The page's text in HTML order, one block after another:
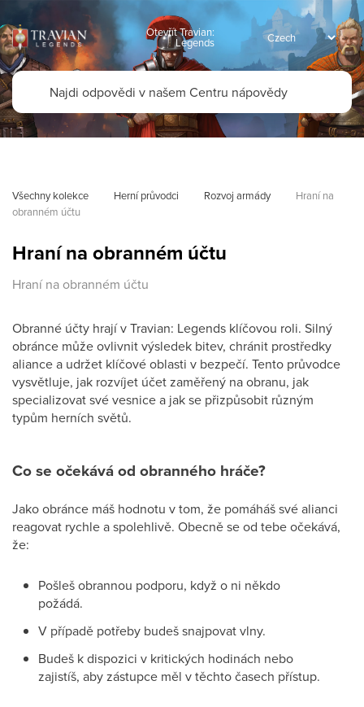
Otevřít Travian:
Legends
Všechny kolekce Herní průvodci Rozvoj armády
Hraní na
obranném účtu
Hraní na obranném účtu
Hraní na obranném účtu
Obranné účty hrají v Travian: Legends klíčovou roli. Silný
obránce může ovlivnit výsledek bitev, chránit prostředky
aliance a udržet klíčové oblasti v bezpečí. Tento průvodce
vysvětluje, jak rozvíjet účet zaměřený na obranu, jak
specializovat své vesnice a jak se přizpůsobit různým
typům herních světů.
Co se očekává od obranného hráče?
Jako obránce máš hodnotu v tom, že pomáháš své alianci
reagovat rychle a spolehlivě. Obecně se od tebe očekává,
že:
Pošleš obrannou podporu, když o ni někdo
požádá.
V případě potřeby budeš snajpovat vlny.
Budeš k dispozici v kritických hodinách nebo
zajistíš, aby zástupce měl v těchto časech přístup.